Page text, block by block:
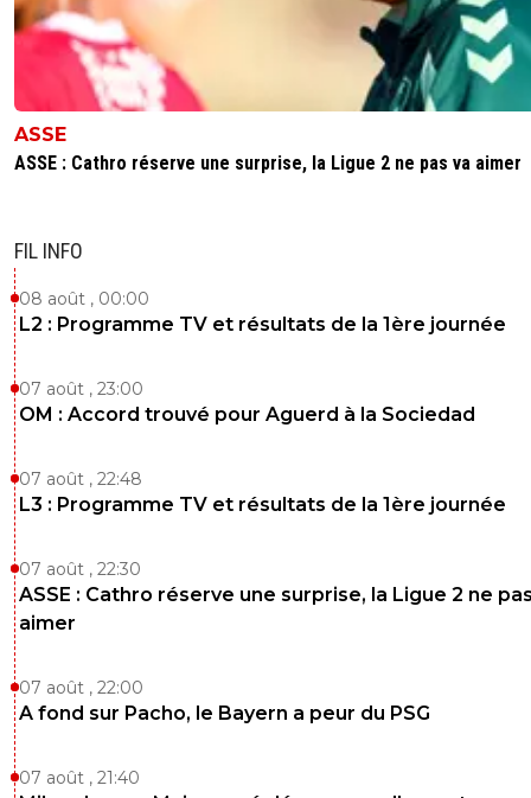
ASSE
ASSE : Cathro réserve une surprise, la Ligue 2 ne pas va aimer
FIL INFO
08 août , 00:00
L2 : Programme TV et résultats de la 1ère journée
07 août , 23:00
OM : Accord trouvé pour Aguerd à la Sociedad
07 août , 22:48
L3 : Programme TV et résultats de la 1ère journée
07 août , 22:30
ASSE : Cathro réserve une surprise, la Ligue 2 ne
aimer
07 août , 22:00
A fond sur Pacho, le Bayern a peur du PSG
07 août , 21:40